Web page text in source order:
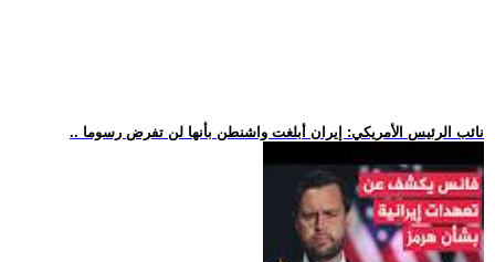
.. نائب الرئيس الأمريكي: إيران أبلغت واشنطن بأنها لن تفرض رسوما